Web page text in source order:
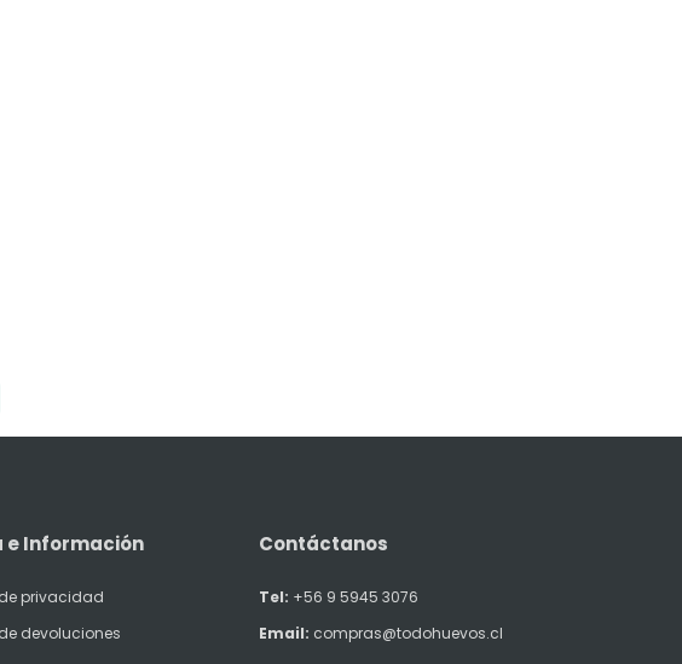
e Información
privacidad
devoluciones
Contáctanos
Tel: +56 9 5945 3076
Email: compras@todohuevos.cl